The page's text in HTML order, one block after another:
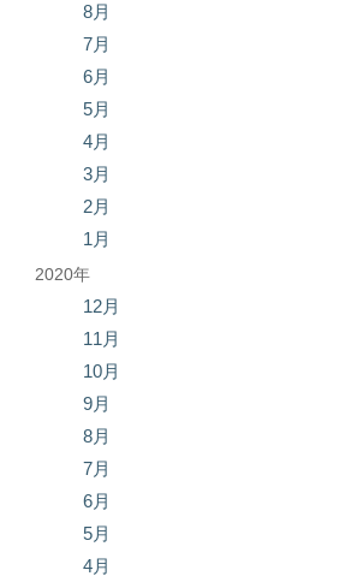
8月
7月
6月
5月
4月
3月
2月
1月
2020年
12月
11月
10月
9月
8月
7月
6月
5月
4月